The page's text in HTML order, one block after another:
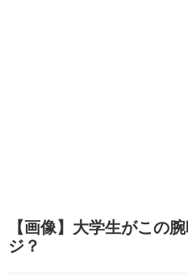
【画像】大学生がこの
ジ？